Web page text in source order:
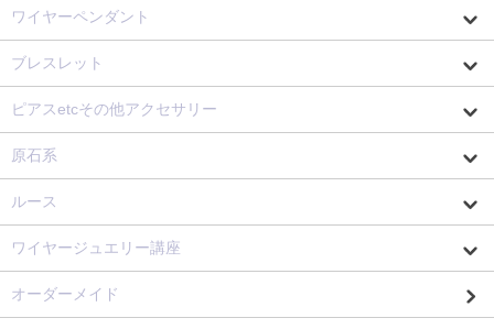
ワイヤーペンダント
ブレスレット
ピアスetcその他アクセサリー
原石系
ルース
ワイヤージュエリー講座
オーダーメイド